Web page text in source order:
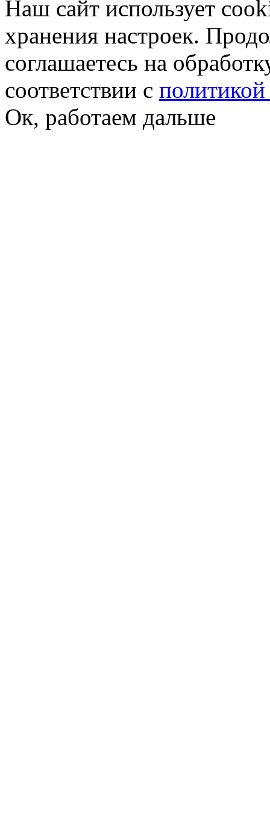
Наш сайт использует
хранения настроек.
соглашаетесь на
соответствии с
Ок, работаем дальше